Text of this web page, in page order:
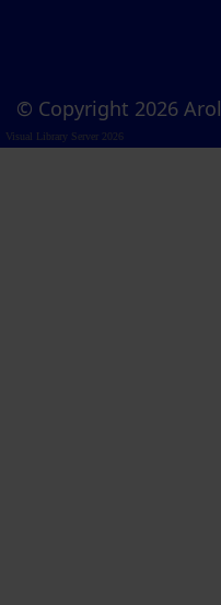
© Copyright 2026
Visual Library Server 2026